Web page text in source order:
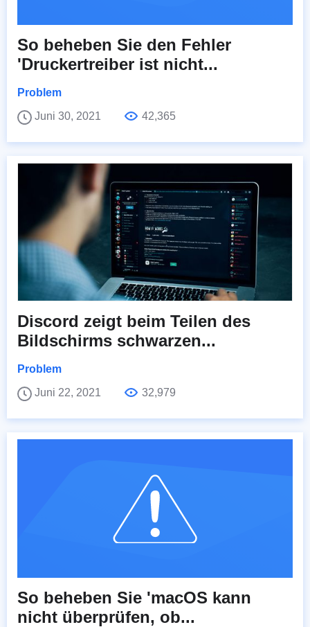
So beheben Sie den Fehler
'Druckertreiber ist nicht...
Problem
Juni 30, 2021
42,365
Discord zeigt beim Teilen des
Bildschirms schwarzen...
Problem
Juni 22, 2021
32,979
So beheben Sie 'macOS kann
nicht überprüfen, ob...